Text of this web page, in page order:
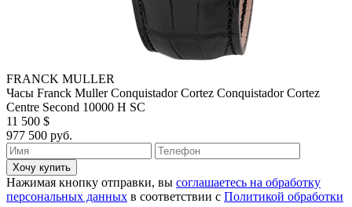
FRANCK MULLER
Часы Franck Muller Conquistador Cortez Conquistador Cortez
Centre Second 10000 H SC
11 500 $
977 500 руб.
Хочу купить
Нажимая кнопку отправки, вы соглашаетесь на обработку
персональных данных в соответствии с Политикой обработки